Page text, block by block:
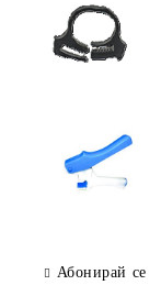
Абонирай се